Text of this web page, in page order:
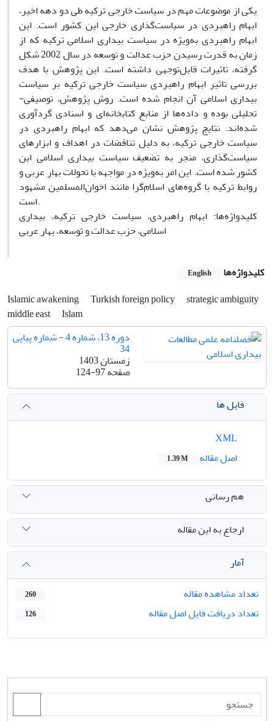
یکی از موضوعات مهم در سیاست خارجی ترکیه طی دو دهه اخیر،
ابهام راهبردی در سیاست‌گذاری خارجی این کشور است. این
ابهام راهبردی به‌ویژه در سیاست بیداری اسلامی ترکیه که از
زمان به قدرت رسیدن حزب عدالت و توسعه در سال 2002 شکل
گرفته، تاثیرات قابل‌توجهی داشته است. این پژوهش با هدف
بررسی تاثیر ابهام راهبردی سیاست خارجی ترکیه بر سیاست
بیداری اسلامی آن انجام شده است. روش پژوهش، توصیفی-
تحلیلی بوده و داده‌ها از منابع کتابخانه‌ای و اسنادی گردآوری
شده‌اند. نتایج پژوهش نشان می‌دهد که ابهام راهبردی در
سیاست خارجی ترکیه، به دلیل تناقضات در اهداف و ابزارهای
سیاست‌گذاری، منجر به تضعیف سیاست بیداری اسلامی این
کشور شده است. این امر به‌ویژه در مواجهه با تحولات بهار عربی و
روابط ترکیه با گروه‌های اسلام‌گرا مانند اخوان‌المسلمین مشهود
است.
کلیدواژه‌ها: ابهام راهبردی، سیاست خارجی ترکیه، بیداری
اسلامی، حزب عدالت و توسعه، بهار عربی
کلیدواژه‌ها English
Islamic awakening Turkish foreign policy
strategic ambiguity
middle east Islam
دوره 13، شماره 4 - شماره پیاپی
34
زمستان 1403
صفحه124-97
فایل ها
اصل مقاله
1.39 M
هم رسانی
ارجاع به این مقاله
آمار
تعداد مشاهده مقاله
260
تعداد دریافت فایل اصل مقاله 126